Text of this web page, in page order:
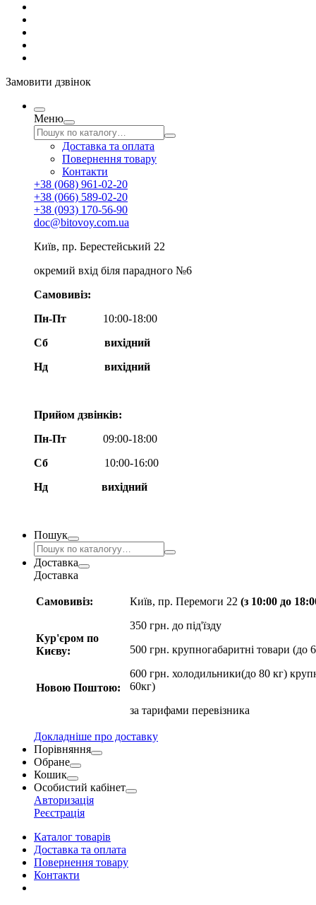
Замовити дзвінок
Меню
Доставка та оплата
Повернення товару
Контакти
+38 (068) 961-02-20
+38 (066) 589-02-20
+38 (093) 170-56-90
doc@bitovoy.com.ua
Київ, пр. Берестейський 22
окремий вхід біля парадного №6
Самовивіз:
Пн-Пт
10:00-18:00
Сб
вихідний
Нд
вихідний
Прийом дзвінків:
Пн-Пт
09:00-18:00
Сб
10:00-16:00
Нд вихідний
Пошук
Доставка
Доставка
Самовивіз:
Кур'єром по
Києву:
Новою Поштою:
Київ, пр. Перемоги 22 (з 10:00 до
350 грн. до під'їзду
500 грн. крупногабаритні товари (до
600 грн. холодильники(до 80 кг)
60кг)
за тарифами перевізника
Докладніше про доставку
Порівняння
Обране
Кошик
Особистий кабінет
Авторизація
Реєстрація
Каталог товарів
Доставка та оплата
Повернення товару
Контакти